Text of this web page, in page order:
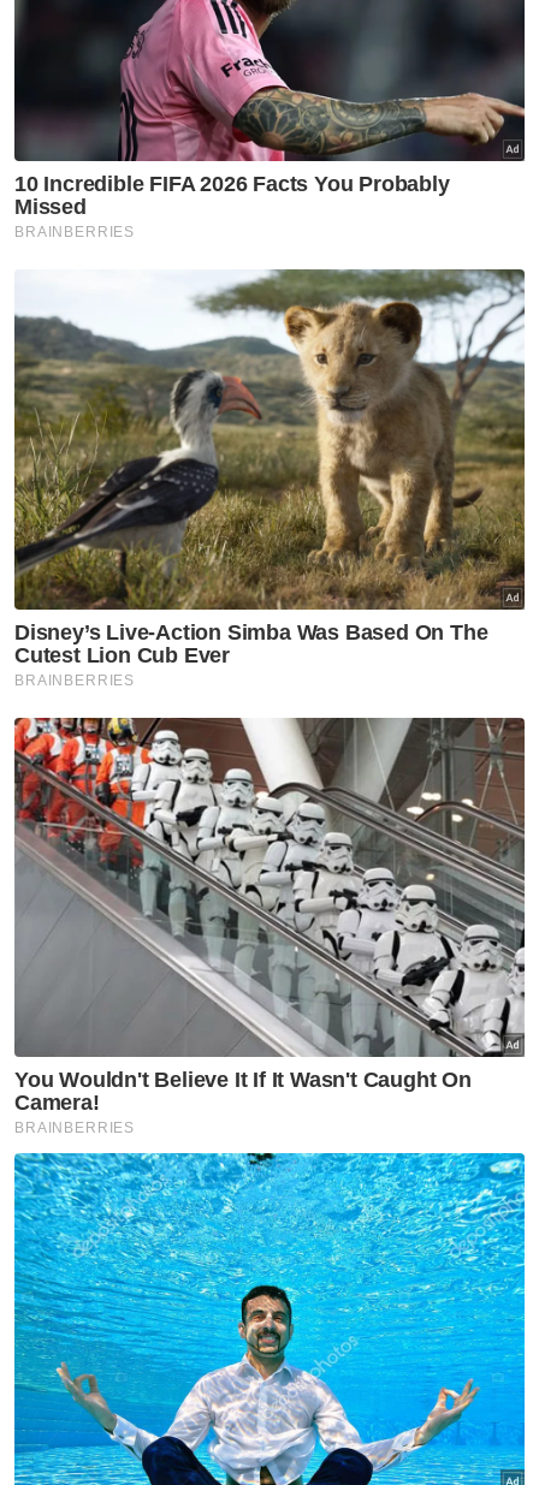
Daripada RM2.4 juta insentif SHAKAM yang
disampaikan malam tadi, sebanyak RM1.2
diberikan kepada pemenang pingat di Sukan
SEA Kemboja, RM1.18 juta kepada kontinjen
Sukan Para ASEAN dan buat julung kalinya,
RM95,500 diberikan kepada kontinjen Sukan
Olimpik Khas 2023 di Berlin, Jerman. -
Bernama
Muat turun aplikasi Sinar Harian.
Hannah Yeoh
Insentif Berganda SHAKAM
Artikel Disyorkan
dunia pada usia 68 tahun
Sukan
Gol Pavithran bawa Harimau
Malaya ke separuh akhir Piala
ASEAN 2026
Sukan
Aliff Rakib bertarung dengan
Prajanchai Oktober ini